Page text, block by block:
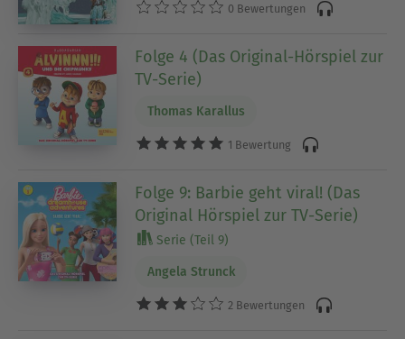
0 Bewertungen
Folge 4 (Das Original-Hörspiel zur
TV-Serie)
Thomas Karallus
1 Bewertung
Folge 9: Barbie geht viral! (Das
Original Hörspiel zur TV-Serie)
Serie (Teil 9)
Angela Strunck
2 Bewertungen